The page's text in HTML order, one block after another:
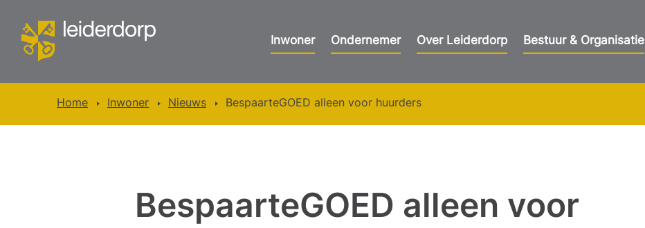
Inwoner Ondernemer Over Leiderdorp Bestuur & Organisatie
Home Inwoner Nieuws BespaarteGOED alleen voor huurders
BespaarteGOED alleen voor